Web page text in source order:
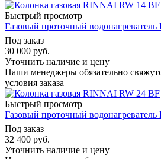
Быстрый просмотр
Газовый проточный
Под заказ
30 000 руб.
Уточнить наличие и цену
Наши менеджеры обязательно
условия заказа
Быстрый просмотр
Газовый проточный
Под заказ
32 400 руб.
Уточнить наличие и цену